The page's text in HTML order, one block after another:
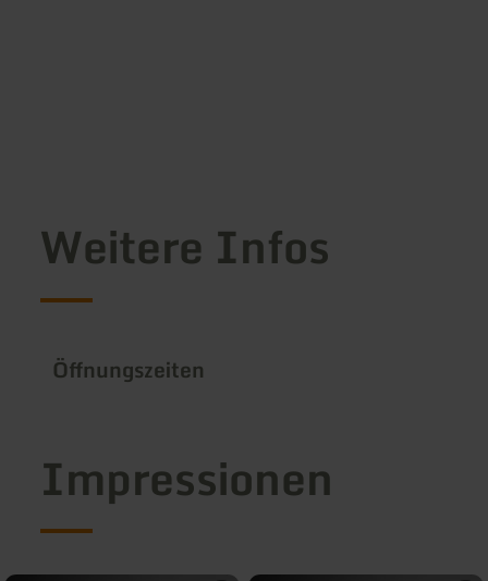
Weitere Infos
Öffnungszeiten
Impressionen